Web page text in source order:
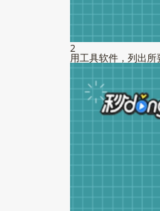
2
用工具软件，列出所